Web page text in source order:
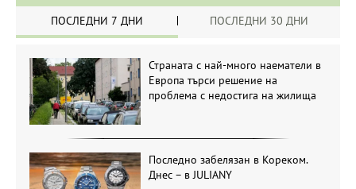
ПОСЛЕДНИ 7 ДНИ ПОСЛЕДНИ 30 ДНИ
Страната с най-много наематели в
Европа търси решение на
проблема с недостига на жилища
Последно забелязан в Кореком.
Днес – в JULIANY